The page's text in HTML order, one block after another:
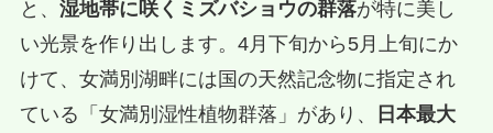
と、 湿地帯に咲くミズバショウの群落が特に美し
い光景を作り出します。4月下旬から5月上旬にか
けて、女満別湖畔には国の天然記念物に指定され
ている「女満別湿性植物群落」があり、
日本最大